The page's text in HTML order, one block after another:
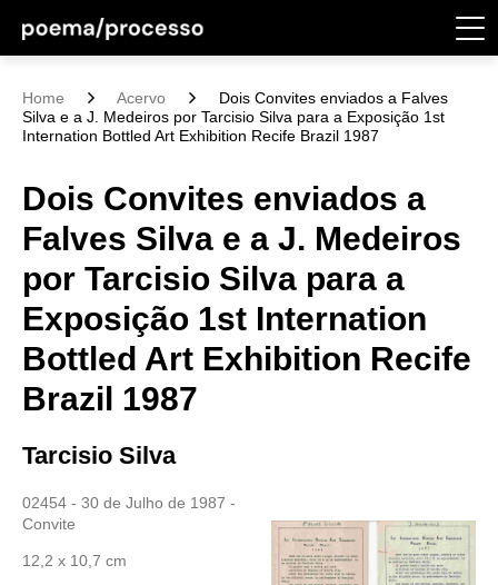
Home Acervo
Dois Convites enviados a Falves
Silva e a J. Medeiros por Tarcisio Silva para a Exposição 1st
Internation Bottled Art Exhibition Recife Brazil 1987
Dois Convites enviados a
Falves Silva e a J. Medeiros
por Tarcisio Silva para a
Exposição 1st Internation
Bottled Art Exhibition Recife
Brazil 1987
Tarcisio Silva
02454 - 30 de Julho de 1987 -
Convite
12,2 x 10,7 cm